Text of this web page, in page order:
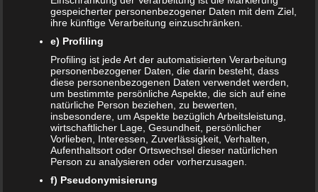
Zucker zugesetzt wurde. Für diese wurde der Name
„Malztrunk“ eingeführt. Da während der Herstellung des
Malzbieres die Hefe bei etwa 0 Grad Celsius hinzugegeben
wird, findet keine Gärung statt. Entsprechend entsteht kein
oder nur kaum Alkohol (unter 0,5 Prozent). Malzbier ist
daher als alkoholfrei zu bezeichnen. Im Malzbier sind viele
wichtige Nährstoffe enthalten. Dazu zählen Eiweiß,
Kohlenhydrate und Mineralien. Es ist ein schneller und
vor allem guter Energielieferant. Und dies ist mit ein
Grund dafür, warum auch (Leistungs-)Sportler gerne hin
und wieder Malzbier trinken.
gespeicherter personenbezogener Daten mit dem Ziel,
ihre künftige Verarbeitung einzuschränken.
e) Profiling
Profiling ist jede Art der automatisierten Verarbeitung
personenbezogener Daten, die darin besteht, dass
diese personenbezogenen Daten verwendet werden,
um bestimmte persönliche Aspekte, die sich auf eine
natürliche Person beziehen, zu bewerten,
insbesondere, um Aspekte bezüglich Arbeitsleistung,
wirtschaftlicher Lage, Gesundheit, persönlicher
Vorlieben, Interessen, Zuverlässigkeit, Verhalten,
Aufenthaltsort oder Ortswechsel dieser natürlichen
Person zu analysieren oder vorherzusagen.
f) Pseudonymisierung